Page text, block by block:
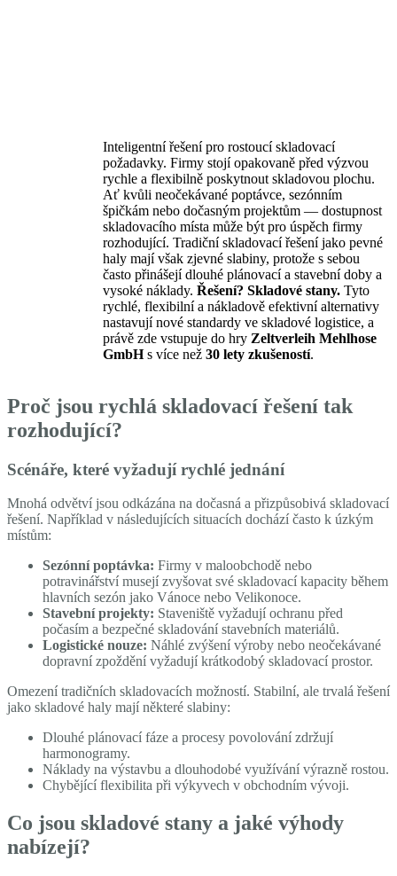
Inteligentní řešení pro rostoucí skladovací
požadavky. Firmy stojí opakovaně před výzvou
rychle a flexibilně poskytnout skladovou plochu.
Ať kvůli neočekávané poptávce, sezónním
špičkám nebo dočasným projektům — dostupnost
skladovacího místa může být pro úspěch firmy
rozhodující. Tradiční skladovací řešení jako pevné
haly mají však zjevné slabiny, protože s sebou
často přinášejí dlouhé plánovací a stavební doby a
vysoké náklady. Řešení? Skladové stany. Tyto
rychlé, flexibilní a nákladově efektivní alternativy
nastavují nové standardy ve skladové logistice, a
právě zde vstupuje do hry Zeltverleih Mehlhose
GmbHs více než 30 lety zkušeností.
Proč jsou rychlá skladovací řešení tak
rozhodující?
Scénáře, které vyžadují rychlé jednání
Mnohá odvětví jsou odkázána na dočasná a přizpůsobivá skladovací
řešení. Například v následujících situacích dochází často k úzkým
místům:
Sezónní poptávka: Firmy v maloobchodě nebo
potravinářství musejí zvyšovat své skladovací kapacity během
hlavních sezón jako Vánoce nebo Velikonoce.
Stavební projekty: Staveniště vyžadují ochranu před
počasím a bezpečné skladování stavebních materiálů.
Logistické nouze: Náhlé zvýšení výroby nebo neočekávané
dopravní zpoždění vyžadují krátkodobý skladovací prostor.
Omezení tradičních skladovacích možností. Stabilní, ale trvalá řešení
jako skladové haly mají některé slabiny:
Dlouhé plánovací fáze a procesy povolování zdržují
harmonogramy.
Náklady na výstavbu a dlouhodobé využívání výrazně rostou.
Chybějící flexibilita při výkyvech v obchodním vývoji.
Co jsou skladové stany a jaké výhody
nabízejí?